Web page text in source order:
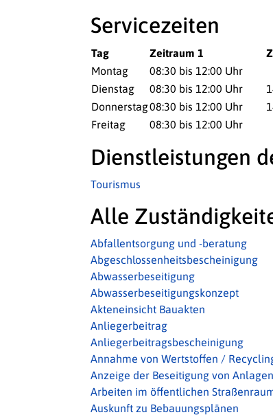
Servicezeiten
Tag Zeitraum 1
Montag
08:30 bis 12:00 Uhr
Dienstag
08:30 bis 12:00 Uhr
Donnerstag08:30 bis 12:00 Uhr
Freitag
08:30 bis 12:00 Uhr
Dienstleistungen
Tourismus
Alle
Abfallentsorgung und -beratung
Abgeschlossenheitsbescheinigung
Abwasserbeseitigung
Abwasserbeseitigungskonzept
Akteneinsicht Bauakten
Anliegerbeitrag
Anliegerbeitragsbescheinigung
Annahme von Wertstoffen /
Anzeige der Beseitigung von Anlagen
Arbeiten im öffentlichen
Auskunft zu Bebauungsplänen